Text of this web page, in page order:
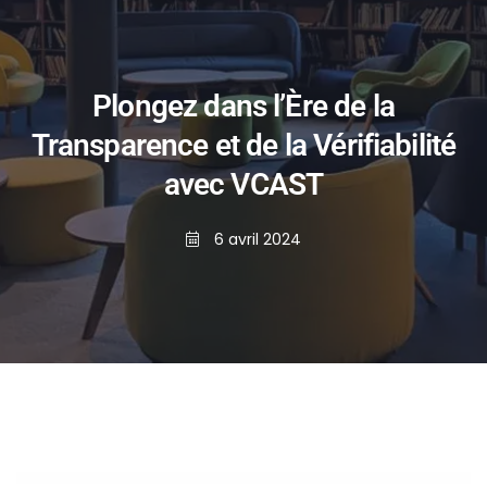
Plongez dans l’Ère de la
Transparence et de la Vérifiabilité
avec VCAST
6 avril 2024